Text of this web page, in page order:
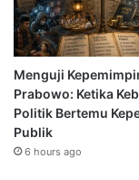
Menguji
Prabowo: Ketika
Politik Bertemu
Publik
6 hours ago